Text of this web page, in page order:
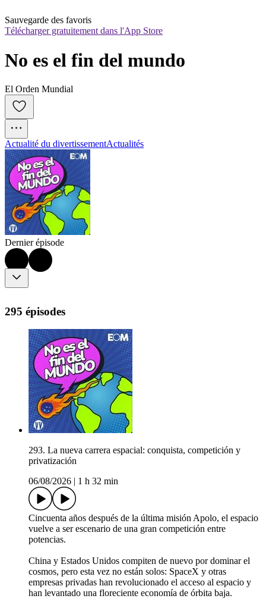
Sauvegarde des favoris
Télécharger gratuitement dans l'App Store
No es el fin del mundo
El Orden Mundial
Actualité du divertissementActualités
Dernier épisode
295 épisodes
293. La nueva carrera espacial: conquista, competición y
privatización
06/08/2026
1 h 32 min
Cincuenta años después de la última misión Apolo, el espacio
vuelve a ser escenario de una gran competición entre
potencias.
China y Estados Unidos compiten de nuevo por dominar el
cosmos, pero esta vez no están solos: SpaceX y otras
empresas privadas han revolucionado el acceso al espacio y
han levantado una floreciente economía de órbita baja.